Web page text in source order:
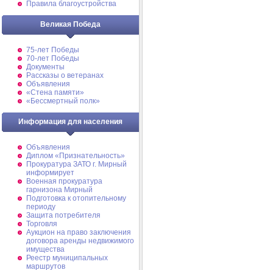
Правила благоустройства
Великая Победа
75-лет Победы
70-лет Победы
Документы
Рассказы о ветеранах
Объявления
«Стена памяти»
«Бессмертный полк»
Информация для населения
Объявления
Диплом «Признательность»
Прокуратура ЗАТО г. Мирный
информирует
Военная прокуратура
гарнизона Мирный
Подготовка к отопительному
периоду
Защита потребителя
Торговля
Аукцион на право заключения
договора аренды недвижимого
имущества
Реестр муниципальных
маршрутов